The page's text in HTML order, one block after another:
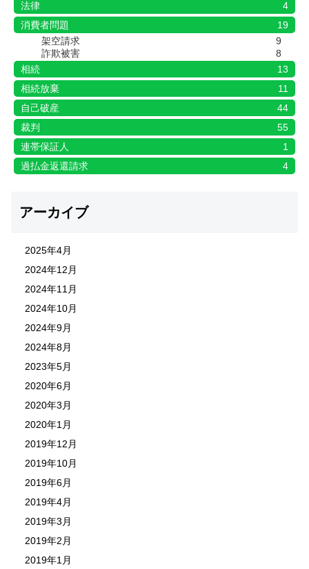
法律
4
消費者問題
19
架空請求
9
詐欺被害
8
相続
13
相続放棄
11
自己破産
44
裁判
55
連帯保証人
1
過払金返還請求
4
アーカイブ
2025年4月
2024年12月
2024年11月
2024年10月
2024年9月
2024年8月
2023年5月
2020年6月
2020年3月
2020年1月
2019年12月
2019年10月
2019年6月
2019年4月
2019年3月
2019年2月
2019年1月